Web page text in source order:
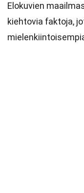
Elokuvien
kiehtovia faktoja,